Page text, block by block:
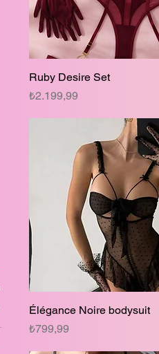
Ruby Desire Set
Fiyat
₺2.199,99
Élégance Noire bodysuit
Fiyat
₺799,99